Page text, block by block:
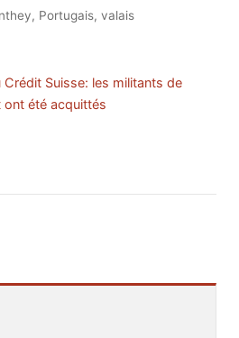
, Portugais, valais
Suisse: les militants de
ont été acquittés